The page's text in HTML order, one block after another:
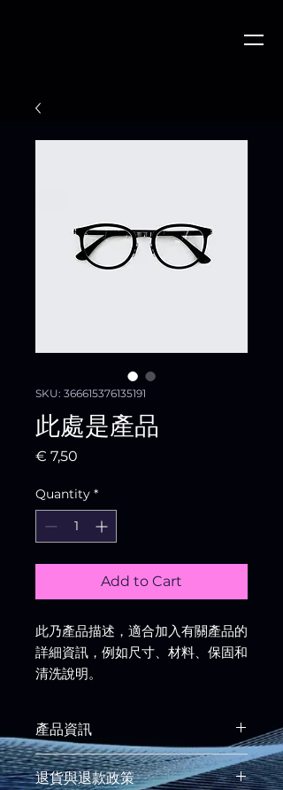
SKU: 366615376135191
此處是產品
€ 7,50
Quantity *
Add to Cart
此乃產品描述，適合加入有關產品的
詳細資訊，例如尺寸、材料、保固和
清洗說明。
產品資訊
這是產品詳情，適合加入有關產品的更
多資訊，例如尺寸、材料、保固和清洗
退貨與退款政策